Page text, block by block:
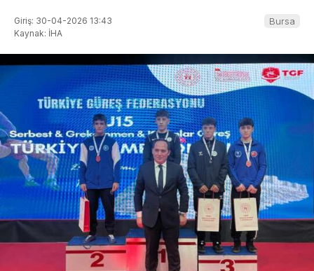
Giriş: 30-04-2026 13:43
Kaynak: İHA
Bursa